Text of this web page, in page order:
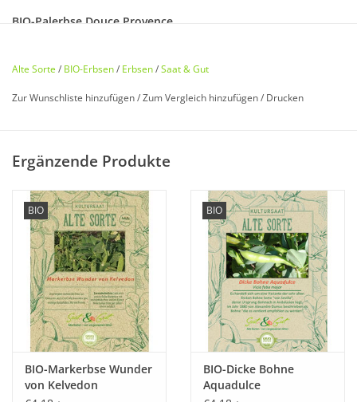
BIO-Palerbse Douce Provence
Historisches Saatgut von Saat & Gut
Entdecken Sie unsere seltene historische Erbsewieder, die
fast in Vergessenheit geraten ist!
Die Erbsen-Wildformen sind orientalischen Ursprungs.
Eine sehrfrühe,weiß blühende
Schalerbse welche ca. 50 - 60
cm hoch wird. Durch ihren eher
niedrigenWuchs, braucht es
keine Rankunterstützung. Eine
witterungsbeständigeund
ertragreicheSorte.
Alte Sorte / BIO-Erbsen/ Erbsen/Saat & Gut
Zur Wunschliste hinzufügen/Zum Vergleich hinzufügen/ Drucken
Ergänzende Produkte
BIO
BIO-Markerbse Wunder
von Kelvedon
BIO
BIO-Dicke Bohne
Aquadulce